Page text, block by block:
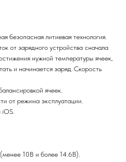
безопасная литиевая технология.
от зарядного устройства сначала
нужной температуры ячеек,
и начинается заряд. Скорость
ячеек.
от режима эксплуатации.
iOS.
10В и более 14.6В).